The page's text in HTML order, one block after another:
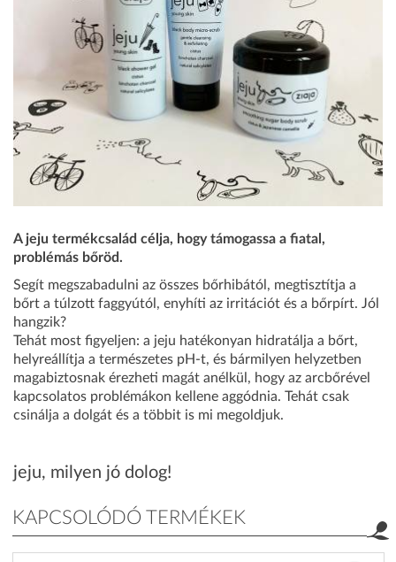
A jeju termékcsalád célja, hogy támogassa a fiatal,
problémás bőröd.
Segít megszabadulni az összes bőrhibától, megtisztítja a
bőrt a túlzott faggyútól, enyhíti az irritációt és a bőrpírt. Jól
hangzik?
Tehát most figyeljen: a jeju hatékonyan hidratálja a bőrt,
helyreállítja a természetes pH-t, és bármilyen helyzetben
magabiztosnak érezheti magát anélkül, hogy az arcbőrével
kapcsolatos problémákon kellene aggódnia. Tehát csak
csinálja a dolgát és a többit is mi megoldjuk.
jeju, milyen jó dolog!
KAPCSOLÓDÓ TERMÉKEK